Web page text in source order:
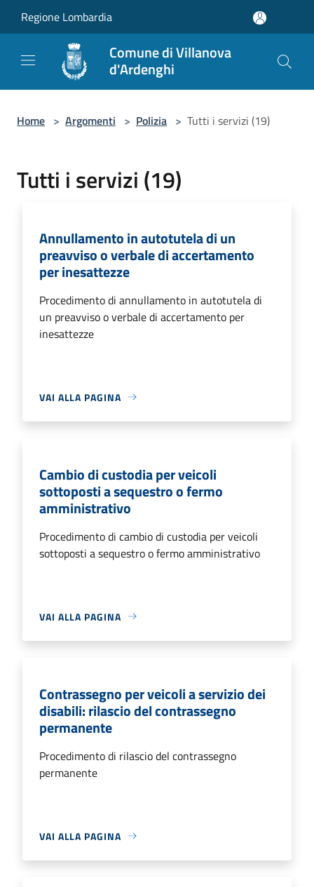
Regione Lombardia
Comune di Villanova
d'Ardenghi
Home > Argomenti > Polizia > Tutti i servizi (19)
Tutti i servizi (19)
Annullamento in autotutela di un
preavviso o verbale di accertamento
per inesattezze
Procedimento di annullamento in autotutela di
un preavviso o verbale di accertamento per
inesattezze
VAI ALLA PAGINA
Cambio di custodia per veicoli
sottoposti a sequestro o fermo
amministrativo
Procedimento di cambio di custodia per veicoli
sottoposti a sequestro o fermo amministrativo
VAI ALLA PAGINA
Contrassegno per veicoli a servizio dei
disabili: rilascio del contrassegno
permanente
Procedimento di rilascio del contrassegno
permanente
VAI ALLA PAGINA